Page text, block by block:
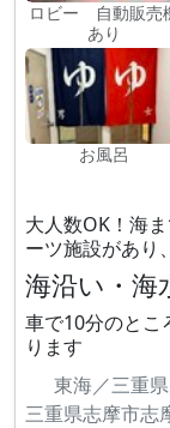
ロビー 自動販売
あり
お風呂
大人数OK！海
ーツ施設があり
海沿い・海
車で10分のとこ
ります
東海／三重
三重県志摩市志